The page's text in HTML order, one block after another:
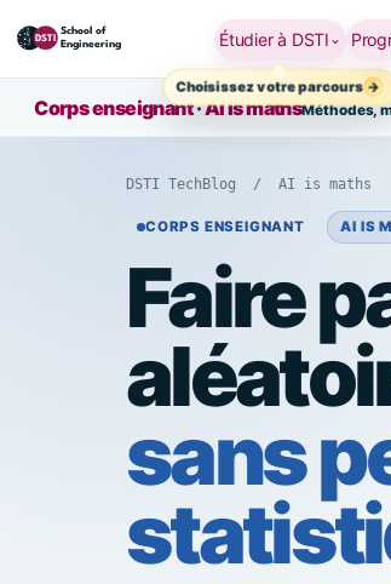
Étudier à DSTI ⌄
Choisissez votre parcours
Corps enseignant · AI is mathsMéthodes,
DSTI TechBlog / AI is maths
CORPS ENSEIGNANT AI IS
Faire
sans
du travail parallélisable
les processeurs
rarement des populations aléatoires